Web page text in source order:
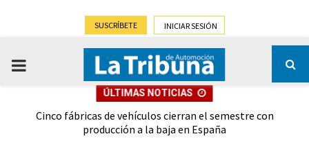
SUSCRÍBETE INICIAR SESIÓN
PRIMARY
ÚLTIMAS NOTICIAS
Cinco fábricas de vehículos cierran el semestre con
producción a la baja en España